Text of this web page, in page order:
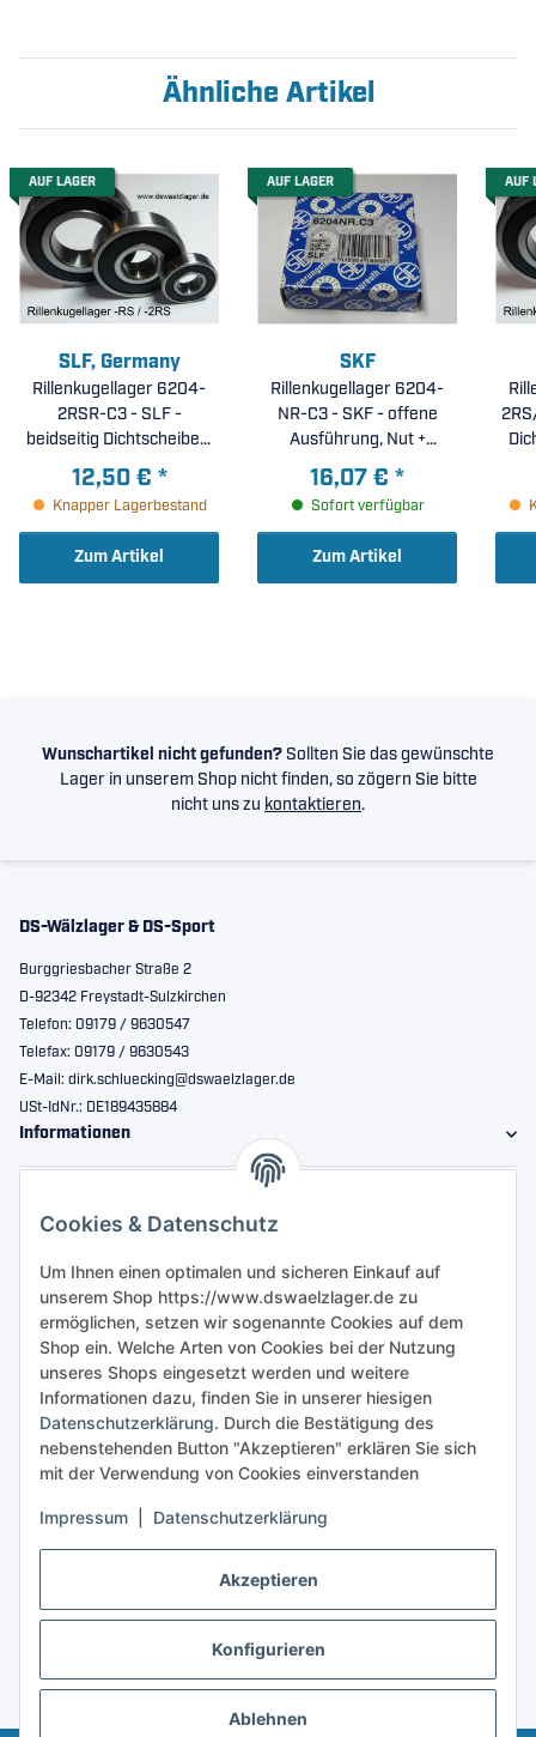
Akzeptieren
Konfigurieren
Ablehnen
Cookies & Datenschutz
Um Ihnen einen optimalen und sicheren Einkauf auf
unserem Shop https://www.dswaelzlager.de zu
ermöglichen, setzen wir sogenannte Cookies auf dem
Shop ein. Welche Arten von Cookies bei der Nutzung
unseres Shops eingesetzt werden und weitere
Informationen dazu, finden Sie in unserer hiesigen
Datenschutzerklärung. Durch die Bestätigung des
nebenstehenden Button "Akzeptieren" erklären Sie sich
mit der Verwendung von Cookies einverstanden
Impressum Datenschutzerklärung
Ähnliche Artikel
AUF LAGER
SLF, Germany
Rillenkugellager 6204-
2RSR-C3 - SLF -
beidseitig Dichtscheiben,
erhöhte radiale Lagerluft
C3 ( 20x47x14mm )
12,50 € *
Knapper Lagerbestand
Zum Artikel
AUF LAGER
SKF
Rillenkugellager 6204-
NR-C3 - SKF - offene
Ausführung, Nut +
Sprengring, erhöhte
radiale Lagerluft C3 (
20x47x14mm )
16,07 € *
Sofort verfügbar
Zum Artikel
AUF
Wunschartikel nicht gefunden? Sollten Sie das gewünschte
Lager in unserem Shop nicht finden, so zögern Sie bitte
nicht uns zu kontaktieren.
DS-Wälzlager & DS-Sport
Burggriesbacher Straße 2
D-92342 Freystadt-Sulzkirchen
Telefon: 09179 / 9630547
Telefax: 09179 / 9630543
E-Mail: dirk.schluecking@dswaelzlager.de
USt-IdNr.: DE189435884
Informationen
Sicher bestellen
Vertrag widerrufen
* Alle Preise inkl. gesetzlicher USt., zzgl.Versand